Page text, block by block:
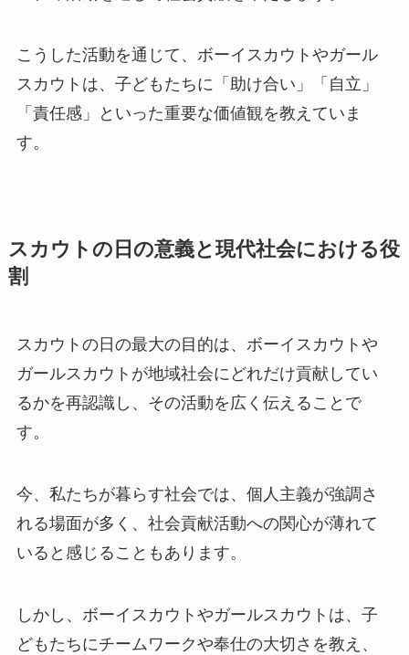
こうした活動を通じて、ボーイスカウトやガール
スカウトは、子どもたちに「助け合い」「自立」
「責任感」といった重要な価値観を教えていま
す。
スカウトの日の意義と現代社会における役
割
スカウトの日の最大の目的は、ボーイスカウトや
ガールスカウトが地域社会にどれだけ貢献してい
るかを再認識し、その活動を広く伝えることで
す。
今、私たちが暮らす社会では、個人主義が強調さ
れる場面が多く、社会貢献活動への関心が薄れて
いると感じることもあります。
しかし、ボーイスカウトやガールスカウトは、子
どもたちにチームワークや奉仕の大切さを教え、